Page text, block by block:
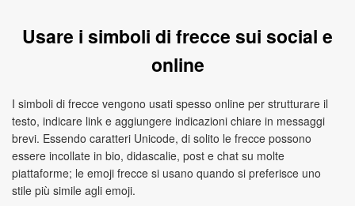
Usare i simboli di frecce sui social e
online
I simboli di frecce vengono usati spesso online per strutturare il
testo, indicare link e aggiungere indicazioni chiare in messaggi
brevi. Essendo caratteri Unicode, di solito le frecce possono
essere incollate in bio, didascalie, post e chat su molte
piattaforme; le emoji frecce si usano quando si preferisce uno
stile più simile agli emoji.